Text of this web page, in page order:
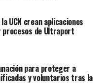
UCN crean aplicaciones
de Ultraport
para proteger a
y voluntarios tras la